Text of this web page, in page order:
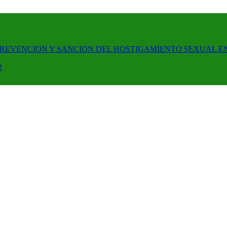
Y SANCION DEL HOSTIGAMIENTO SEXUAL